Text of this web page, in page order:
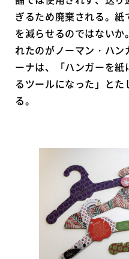
ぎるため廃棄される。
を減らせるのではない
れたのがノーマン・ハ
ーナは、「ハンガーを
るツールになった」と
る。